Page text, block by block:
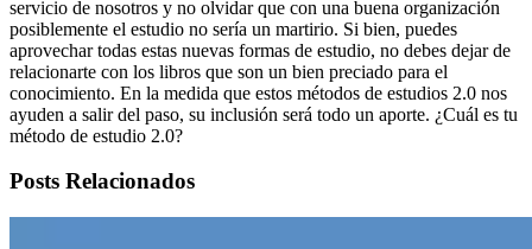
servicio de nosotros y no olvidar que con una buena organización
posiblemente el estudio no sería un martirio. Si bien, puedes
aprovechar todas estas nuevas formas de estudio, no debes dejar de
relacionarte con los libros que son un bien preciado para el
conocimiento. En la medida que estos métodos de estudios 2.0 nos
ayuden a salir del paso, su inclusión será todo un aporte. ¿Cuál es tu
método de estudio 2.0?
Posts Relacionados